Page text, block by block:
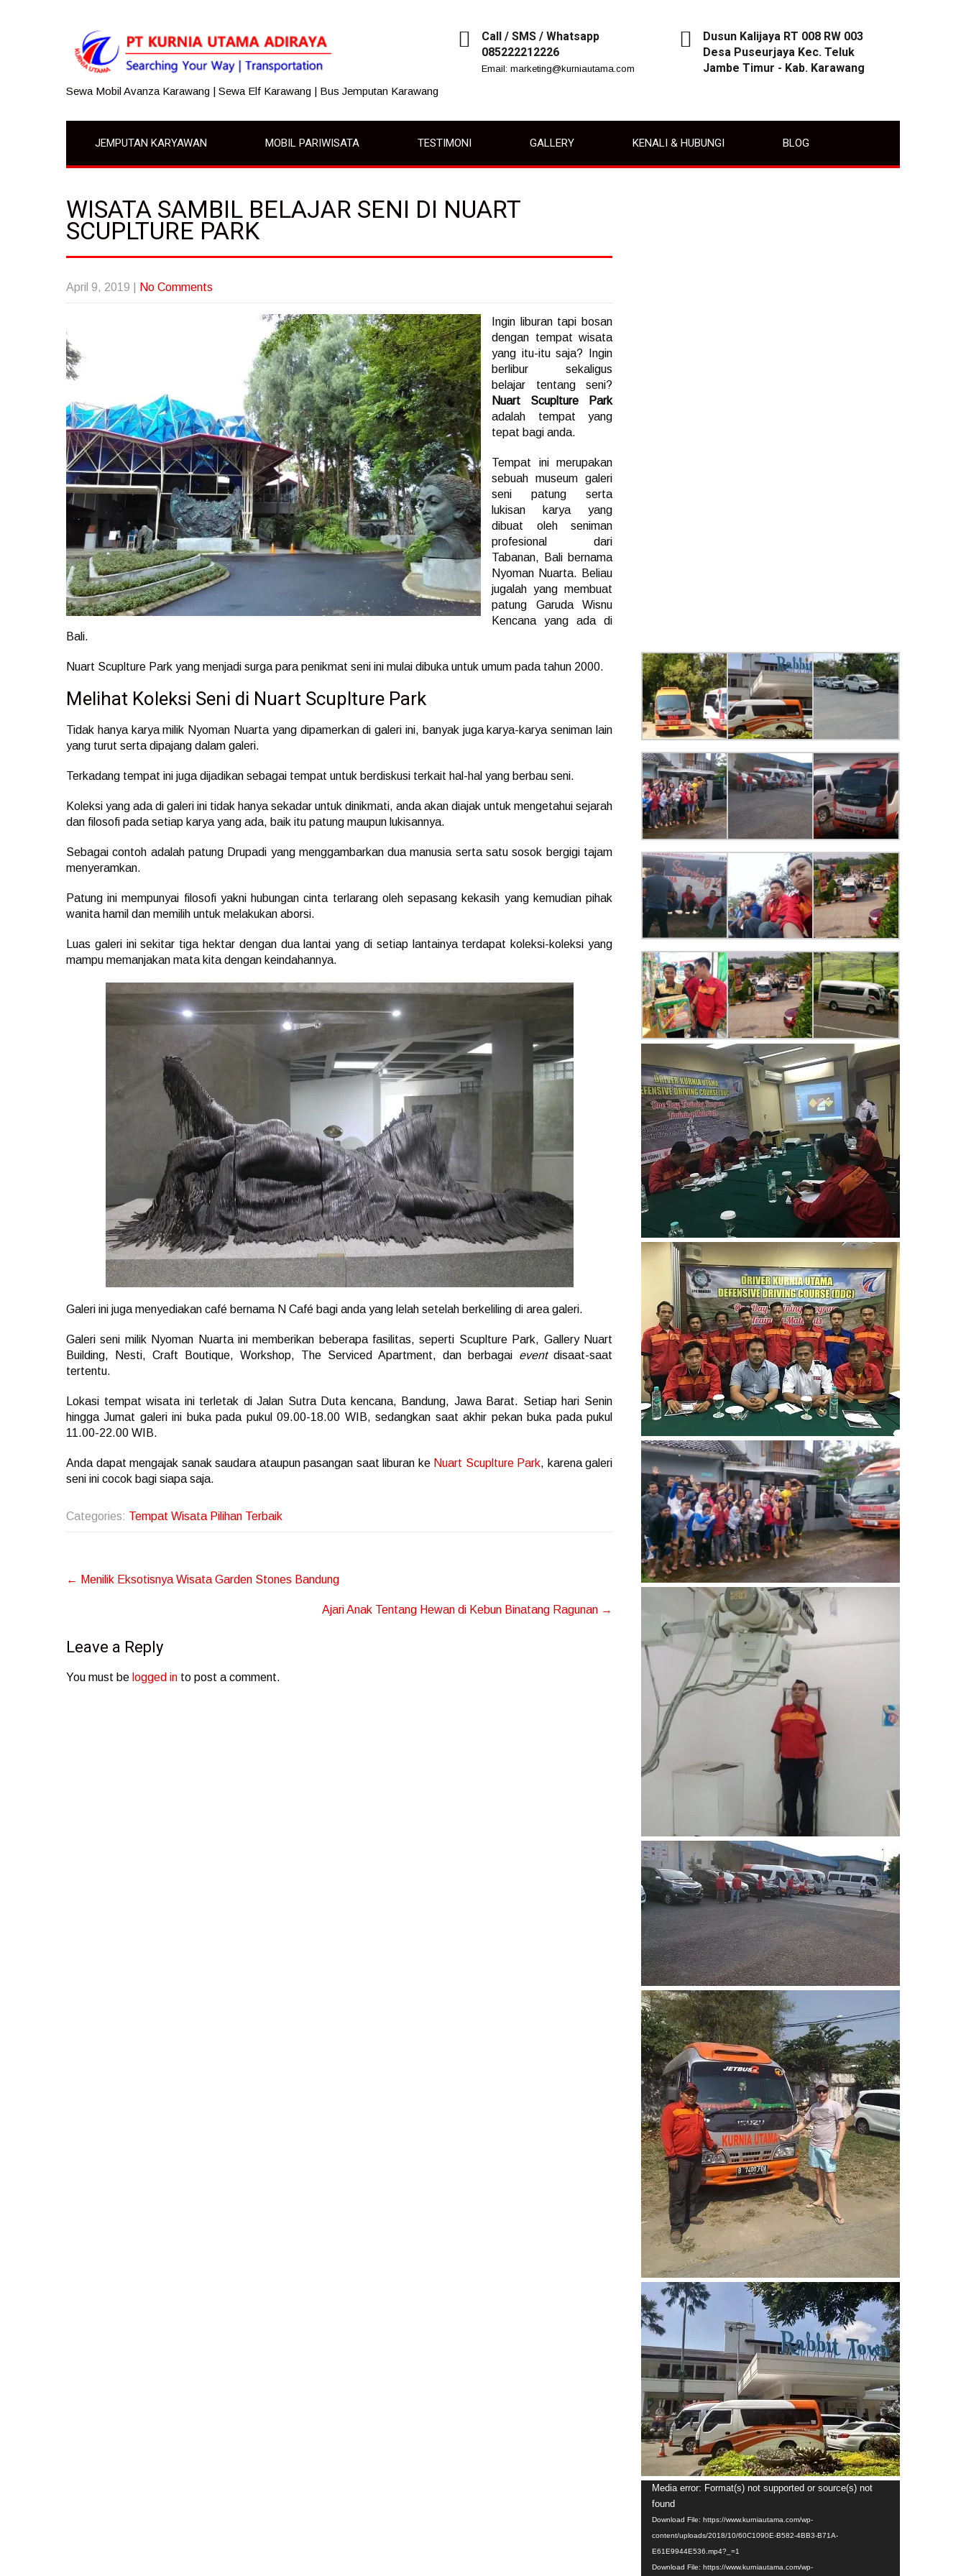
Sewa Mobil Avanza Karawang | Sewa Elf Karawang | Bus Jemputan Karawang
Call / SMS / Whatsapp
085222212226
Email: marketing@kurniautama.com
Dusun Kalijaya RT 008 RW 003
Desa Puseurjaya Kec. Teluk
Jambe Timur - Kab. Karawang
JEMPUTAN KARYAWAN MOBIL PARIWISATA TESTIMONI GALLERY KENALI & HUBUNGI BLOG
WISATA SAMBIL BELAJAR SENI DI NUART
SCUPLTURE PARK
April 9, 2019 No Comments
Ingin liburan tapi bosan
dengan tempat wisata
yang itu-itu saja? Ingin
berlibur sekaligus
belajar tentang seni?
Nuart Scuplture Park
adalah tempat yang
tepat bagi anda.
Tempat ini merupakan
sebuah museum galeri
seni patung serta
lukisan karya yang
dibuat oleh seniman
profesional dari
Tabanan, Bali bernama
Nyoman Nuarta. Beliau
jugalah yang membuat
patung Garuda Wisnu
Kencana yang ada di
Bali.
Nuart Scuplture Park yang menjadi surga para penikmat seni ini mulai dibuka untuk umum pada tahun 2000.
Melihat Koleksi Seni di Nuart Scuplture Park
Tidak hanya karya milik Nyoman Nuarta yang dipamerkan di galeri ini, banyak juga karya-karya seniman lain
yang turut serta dipajang dalam galeri.
Terkadang tempat ini juga dijadikan sebagai tempat untuk berdiskusi terkait hal-hal yang berbau seni.
Koleksi yang ada di galeri ini tidak hanya sekadar untuk dinikmati, anda akan diajak untuk mengetahui sejarah
dan filosofi pada setiap karya yang ada, baik itu patung maupun lukisannya.
Sebagai contoh adalah patung Drupadi yang menggambarkan dua manusia serta satu sosok bergigi tajam
menyeramkan.
Patung ini mempunyai filosofi yakni hubungan cinta terlarang oleh sepasang kekasih yang kemudian pihak
wanita hamil dan memilih untuk melakukan aborsi.
Luas galeri ini sekitar tiga hektar dengan dua lantai yang di setiap lantainya terdapat koleksi-koleksi yang
mampu memanjakan mata kita dengan keindahannya.
Galeri ini juga menyediakan café bernama N Café bagi anda yang lelah setelah berkeliling di area galeri.
Galeri seni milik Nyoman Nuarta ini memberikan beberapa fasilitas, seperti Scuplture Park, Gallery Nuart
Building, Nesti, Craft Boutique, Workshop, The Serviced Apartment, dan berbagai eventdisaat-saat
tertentu.
Lokasi tempat wisata ini terletak di Jalan Sutra Duta kencana, Bandung, Jawa Barat. Setiap hari Senin
hingga Jumat galeri ini buka pada pukul 09.00-18.00 WIB, sedangkan saat akhir pekan buka pada pukul
11.00-22.00 WIB.
Anda dapat mengajak sanak saudara ataupun pasangan saat liburan ke Nuart Scuplture Park, karena galeri
seni ini cocok bagi siapa saja.
Categories: Tempat Wisata Pilihan Terbaik
Post
← Menilik Eksotisnya Wisata Garden Stones Bandung
Ajari Anak Tentang Hewan di Kebun Binatang Ragunan →
Leave a Reply
You must be logged in to post a comment.
Video
Player
Media error: Format(s) not supported or source(s) not
found
Download File: https://www.kurniautama.com/wp-
content/uploads/2018/10/60C1090E-B582-4BB3-B71A-
E61E9944E536.mp4?_=1
Download File: https://www.kurniautama.com/wp-